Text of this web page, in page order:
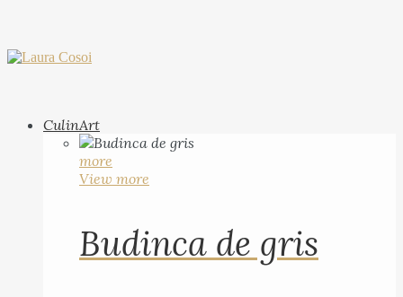
CulinArt
more
View more
Budinca de gris